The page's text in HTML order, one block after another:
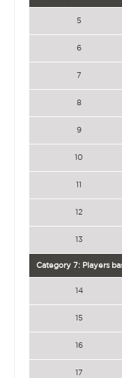
5
6
7
8
9
10
11
12
13
Category 7: Players
14
15
16
17